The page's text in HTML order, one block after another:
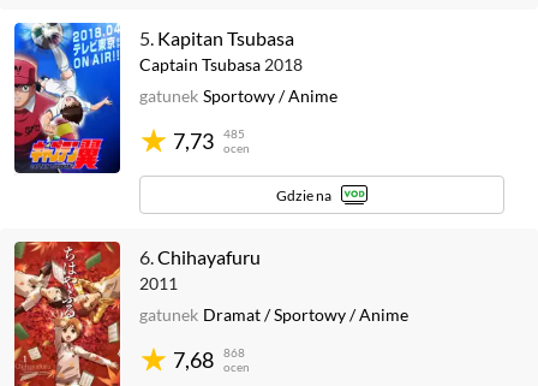
5. Kapitan Tsubasa
Captain Tsubasa 2018
7,73
485
ocen
gatunek Sportowy/Anime
Gdzie na
6.Chihayafuru
2011
7,68
868
ocen
gatunek Dramat/Sportowy/Anime